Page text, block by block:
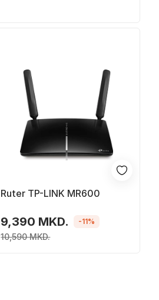
Ruter TP-LINK MR600
9,390 MKD.
10,590 MKD.
-11%